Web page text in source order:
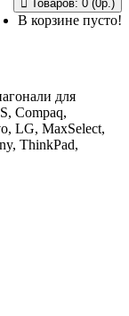
Товаров: 0 (0р.)
В корзине пусто!
для
Compaq,
LG, MaxSelect,
ThinkPad,